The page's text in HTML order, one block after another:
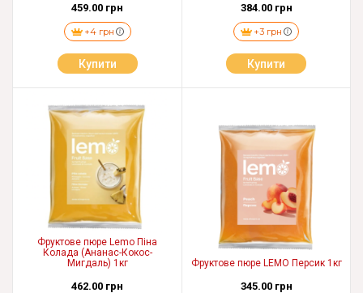
459.00 грн
+4 грн
Купити
384.00 грн
+3 грн
Купити
Фруктове пюре Lemo Піна
Колада (Ананас-Кокос-
Мигдаль) 1кг
462.00 грн
Фруктове пюре LEMO Персик 1кг
345.00 грн